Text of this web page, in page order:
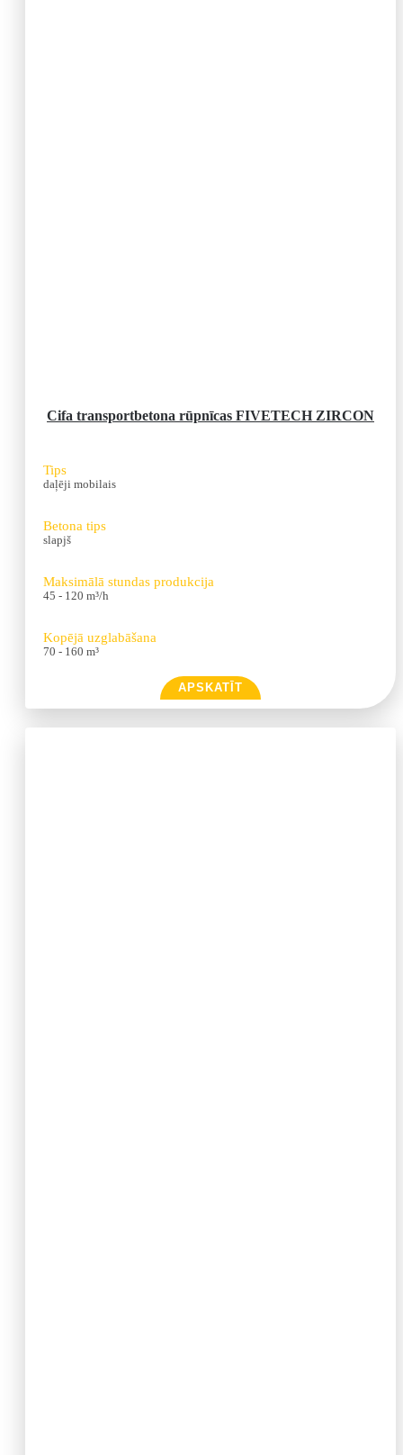
Cifa transportbetona rūpnīcas FIVETECH ZIRCON
Tips
daļēji mobilais
Betona tips
slapjš
Maksimālā stundas produkcija
45 - 120 m³/h
Kopējā uzglabāšana
70 - 160 m³
APSKATĪT